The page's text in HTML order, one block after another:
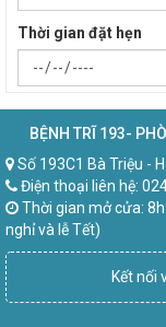
Thời gian đặt hẹn
BỆNH TRĨ 193-
Số 193C1 Bà Triệu -
Điện thoại liên hệ:
Thời gian mở cửa:
nghỉ và lễ Tết)
Kết nối